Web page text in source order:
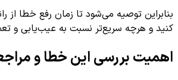
بنابراین توصیه می‌شود تا زمان رفع خطا از
کنید و هرچه سریع‌تر نسبت به عیب‌یابی و
اهمیت بررسی این خطا و